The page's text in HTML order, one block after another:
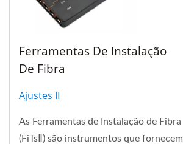
Ferramentas De Instalação
De Fibra
Ajustes II
As Ferramentas de Instalação de Fibra
(FiTsⅡ) são instrumentos que fornecem